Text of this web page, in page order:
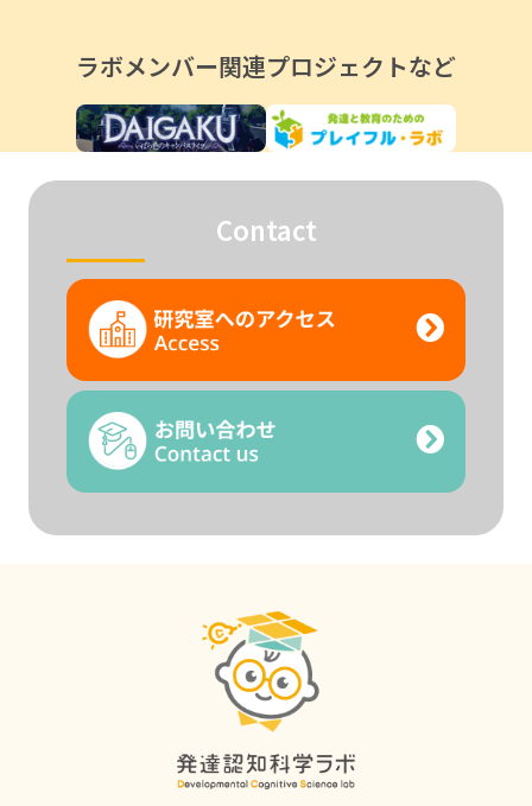
ラボメンバー関連プロジェクトなど
Contact